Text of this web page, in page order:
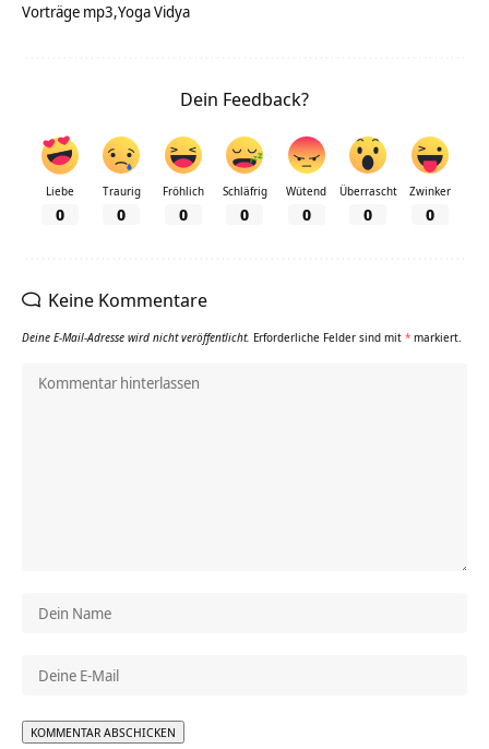
Vorträge mp3 Yoga Vidya
Dein Feedback?
Liebe
0
Traurig
0
Fröhlich
0
Schläfrig
0
Wütend
0
Überrascht
0
Zwinker
0
Keine Kommentare
Deine E-Mail-Adresse wird nicht veröffentlicht. Erforderliche Felder sind mit * markiert.